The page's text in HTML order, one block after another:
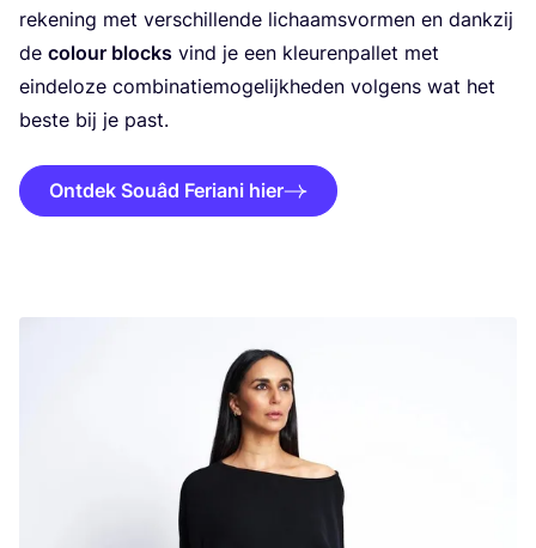
reke­ning met ver­schil­len­de lichaams­vor­men en dank­zij
de colour blocks vind je een kleu­ren­pal­let met
ein­de­lo­ze com­bi­na­tie­mo­ge­lijk­he­den vol­gens wat het
bes­te bij je past.
Ontdek Souâd Feriani hier